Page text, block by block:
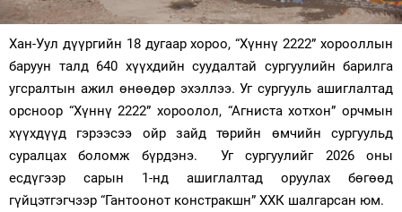
Энтертайнмэнт
Зурхай
Хан-Уул дүүргийн 18 дугаар хороо, “Хүннү 2222” хорооллын
баруун талд 640 хүүхдийн суудалтай сургуулийн барилга
угсралтын ажил өнөөдөр эхэллээ. Уг сургууль ашиглалтад
орсноор “Хүннү 2222” хороолол, “Агниста хотхон” орчмын
хүүхдүүд гэрээсээ ойр зайд төрийн өмчийн сургуульд
суралцах боломж бүрдэнэ. Уг сургуулийг 2026 оны
есдүгээр сарын 1-нд ашиглалтад оруулах бөгөөд
гүйцэтгэгчээр “Гантоонот констракшн” ХХК шалгарсан юм.